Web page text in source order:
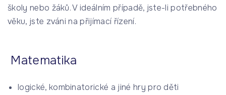
školy nebo žáků. V ideálním případě, jste-li potřebného
věku, jste zváni na přijímací řízení.
Matematika
logické, kombinatorické a jiné hry pro děti